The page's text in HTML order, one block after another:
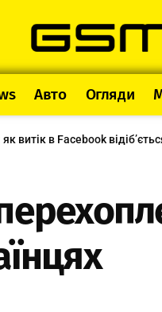
Авто Огляди
витік в Facebook